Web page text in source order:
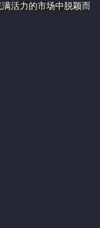
活力的市场中脱颖而